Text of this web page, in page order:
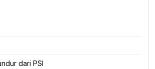
dari PSI